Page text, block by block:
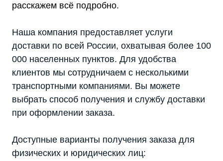
расскажем всё подробно.
Наша компания предоставляет услуги
доставки по всей России, охватывая более 100
000 населенных пунктов. Для удобства
клиентов мы сотрудничаем с несколькими
транспортными компаниями. Вы можете
выбрать способ получения и службу доставки
при оформлении заказа.
Доступные варианты получения заказа для
физических и юридических лиц: